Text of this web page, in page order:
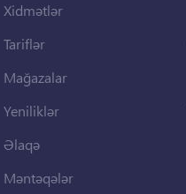
Xidmətlər
Tariflər
Mağazalar
Yeniliklər
Əlaqə
Məntəqələr